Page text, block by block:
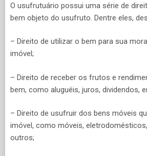
O usufrutuário possui uma série de
bem objeto do usufruto. Dentre eles,
– Direito de utilizar o bem para sua
imóvel;
– Direito de receber os frutos e
bem, como aluguéis, juros, dividendos,
– Direito de usufruir dos bens móveis
imóvel, como móveis,
outros;